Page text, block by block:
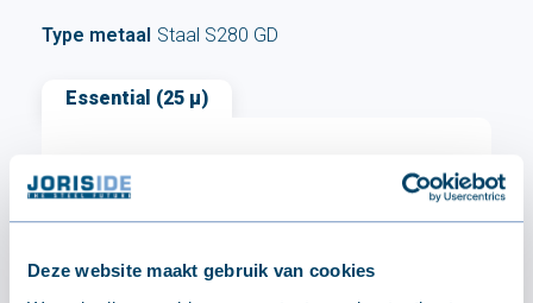
Deze website maakt gebruik van cookies
Type metaal Staal S280 GD
Essential (25 µ)
Basisbekleding voor buitentoepassingen
(gevelbekleding, dakbedekking en toebehoren)